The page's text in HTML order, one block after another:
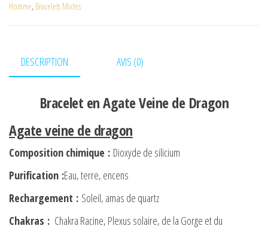
Homme, Bracelets Mixtes
DESCRIPTION AVIS (0)
Bracelet en Agate Veine de Dragon
Agate veine de dragon
Composition chimique : Dioxyde de silicium
Purification :Eau, terre, encens
Rechargement : Soleil, amas de quartz
Chakras : Chakra Racine, Plexus solaire, de la Gorge et du